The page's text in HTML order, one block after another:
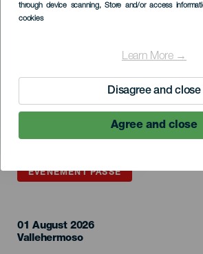
through device scanning, Store and/or access
cookies
Learn More →
Disagree and close
Agree and close
ÉVÉNEMENT PASSÉ
01 August 2026
Localidad
Vallehermoso